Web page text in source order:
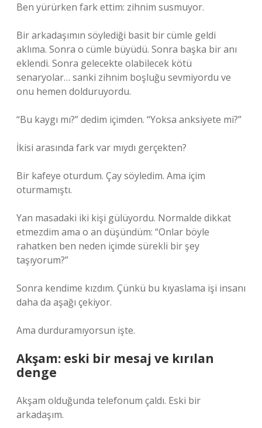
Ben yürürken fark ettim: zihnim susmuyor.
Bir arkadaşımın söylediği basit bir cümle geldi
aklıma. Sonra o cümle büyüdü. Sonra başka bir anı
eklendi. Sonra gelecekte olabilecek kötü
senaryolar… sanki zihnim boşluğu sevmiyordu ve
onu hemen dolduruyordu.
“Bu kaygı mı?” dedim içimden. “Yoksa anksiyete mi?”
İkisi arasında fark var mıydı gerçekten?
Bir kafeye oturdum. Çay söyledim. Ama içim
oturmamıştı.
Yan masadaki iki kişi gülüyordu. Normalde dikkat
etmezdim ama o an düşündüm: “Onlar böyle
rahatken ben neden içimde sürekli bir şey
taşıyorum?”
Sonra kendime kızdım. Çünkü bu kıyaslama işi insanı
daha da aşağı çekiyor.
Ama durduramıyorsun işte.
Akşam: eski bir mesaj ve kırılan
denge
Akşam olduğunda telefonum çaldı. Eski bir
arkadaşım.